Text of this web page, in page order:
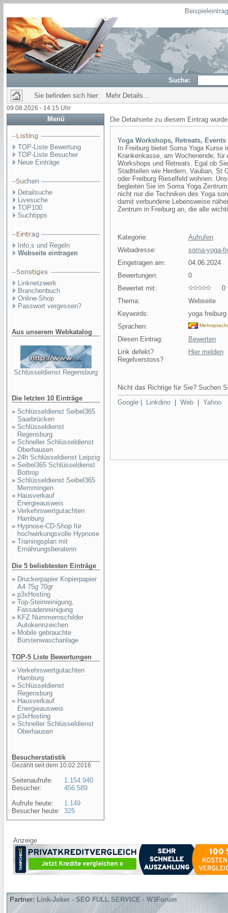
Suche:
Sie befinden sich hier: Mehr Details...
09.08.2026 - 14:15 Uhr
Menü
TOP-Liste Bewertung
TOP-Liste Besucher
Neue Einträge
Detailsuche
Livesuche
TOP100
Suchtipps
Info,s und Regeln
Webseite eintragen
Linknetzwerk
Branchenbuch
Online-Shop
Passwort vergessen?
Aus unserem Webkatalog
Schlüsseldienst Regensburg
Die letzten 10 Einträge
» Schlüsseldienst Seibel365
Saarbrücken
» Schlüsseldienst
Regensburg
» Schneller Schlüsseldienst
Oberhausen
» 24h Schlüsseldienst Leipzig
» Seibel365 Schlüsseldienst
Bottrop
» Schlüsseldienst Seibel365
Memmingen
» Hausverkauf
Energieausweis
» Verkehrswertgutachten
Hamburg
» Hypnose-CD-Shop für
hochwirkungsvolle Hypnose
» Trainingsplan mit
Ernährungsberaterin
Die 5 beliebtesten Einträge
» Druckerpapier Kopierpapier
A4 75g 70gr
» p3xHosting
» Top-Steinreinigung,
Fassadenreinigung
» KFZ Nummernschilder
Autokennzeichen
» Mobile gebrauchte
Bürstenwaschanlage
TOP-5 Liste Bewertungen
» Verkehrswertgutachten
Hamburg
» Schlüsseldienst
Regensburg
» Hausverkauf
Energieausweis
» p3xHosting
» Schneller Schlüsseldienst
Oberhausen
Besucherstatistik
Gezählt seit dem 10.02.2016
Seitenaufrufe:
Besucher:
Aufrufe heute:
Besucher heute:
1.154.940
456.589
1.149
325
Die Detailseite zu diesem Eintrag
Yoga Workshops, Retreats, Events
In Freiburg bietet Soma Yoga
Krankenkasse, am Wochenende,
Workshops und Retreats. Egal ob
Stadtteilen wie Herdern, Vauban, St
oder Freiburg Rieselfeld wohnen.
begleiten Sie im Soma Yoga
nicht nur die Techniken des Yoga
damit verbundene Lebensweise
Zentrum in Freiburg an, die alle
Kategorie:
Aufrufen
Webadresse:
soma-yoga-
Eingetragen am:
04.06.2024
Bewertungen:
0
Bewertet mit:
0
Thema:
Webseite
Keywords:
yoga
Sprachen:
Diesen Eintrag:
Bewerten
Link defekt?
Regelverstoss?
Hier melden
Nicht das Richtige für Sie? Suchen
Google
Linkdino Web Yahoo
Anzeige
Partner: Link-Joker - SEO FULL SERVICE - W3Forum